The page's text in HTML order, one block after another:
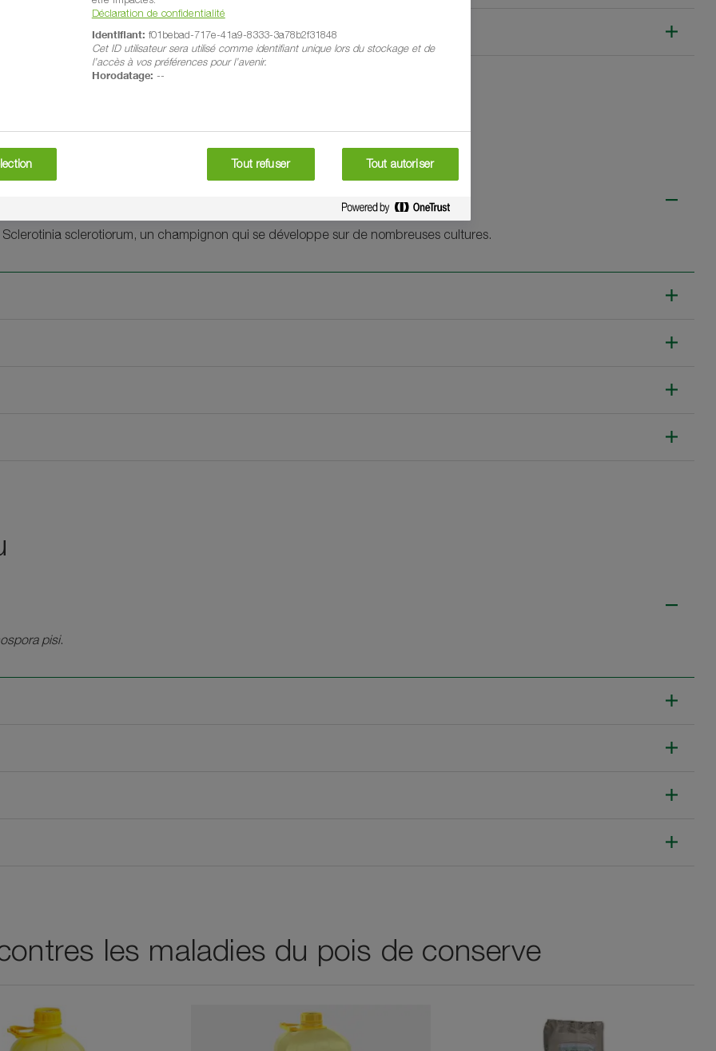
sclerotiorum, un champignon qui se développe sur de nombreuses cultures.
pisi.
les maladies du pois de conserve
Déclaration de confidentialité
Identifiant: f01bebad-717e-41a9-8333-3a78b2f31848
Cet ID utilisateur sera utilisé comme identifiant unique lors du stockage et de
l’accès à vos préférences pour l’avenir.
Horodatage: --
Tout refuser Tout autoriser